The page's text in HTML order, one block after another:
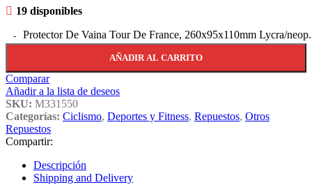
19 disponibles
Protector De Vaina Tour De France, 260x95x110mm Lycra/
AÑADIR AL CARRITO
Comparar
Añadir a la lista de deseos
SKU: M331550
Categorías: Ciclismo, Deportes y Fitness, Repuestos, Otros
Repuestos
Compartir:
Descripción
Shipping and Delivery